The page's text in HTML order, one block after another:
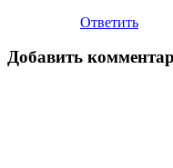
Ответить
Добавить